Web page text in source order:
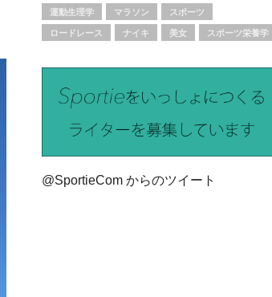
運動生理学 マラソン スポーツ
ロードレース ナイキ 美女 スポーツ栄養学
@SportieCom からのツイート